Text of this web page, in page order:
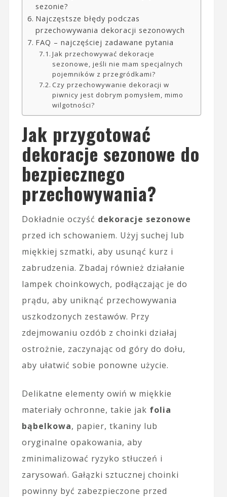
sezonie?
Najczęstsze błędy podczas
przechowywania dekoracji sezonowych
FAQ – najczęściej zadawane pytania
Jak przechowywać dekoracje
sezonowe, jeśli nie mam specjalnych
pojemników z przegródkami?
Czy przechowywanie dekoracji w
piwnicy jest dobrym pomysłem, mimo
wilgotności?
Jak przygotować
dekoracje sezonowe do
bezpiecznego
przechowywania?
Dokładnie oczyść dekoracje sezonowe
przed ich schowaniem. Użyj suchej lub
miękkiej szmatki, aby usunąć kurz i
zabrudzenia. Zbadaj również działanie
lampek choinkowych, podłączając je do
prądu, aby uniknąć przechowywania
uszkodzonych zestawów. Przy
zdejmowaniu ozdób z choinki działaj
ostrożnie, zaczynając od góry do dołu,
aby ułatwić sobie ponowne użycie.
Delikatne elementy owiń w miękkie
materiały ochronne, takie jak folia
bąbelkowa, papier, tkaniny lub
oryginalne opakowania, aby
zminimalizować ryzyko stłuczeń i
zarysowań. Gałązki sztucznej choinki
powinny być zabezpieczone przed